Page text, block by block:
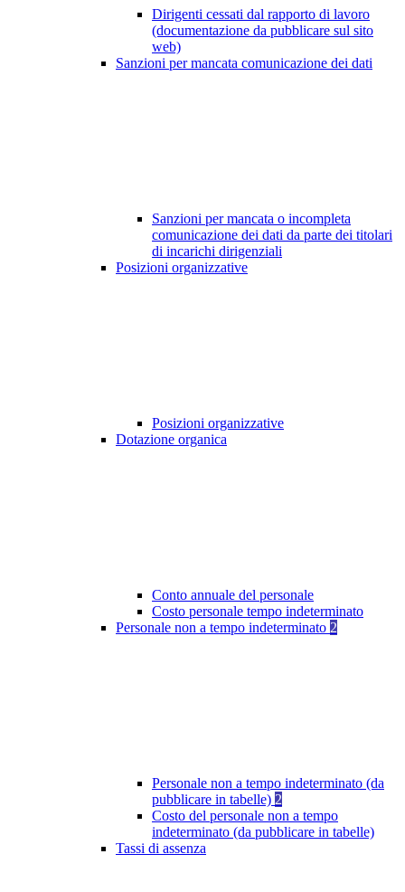
Dirigenti cessati dal rapporto di lavoro
(documentazione da pubblicare sul sito
web)
Sanzioni per mancata comunicazione dei dati
Sanzioni per mancata o incompleta
comunicazione dei dati da parte dei titolari
di incarichi dirigenziali
Posizioni organizzative
Posizioni organizzative
Dotazione organica
Conto annuale del personale
Costo personale tempo indeterminato
Personale non a tempo indeterminato 2
Personale non a tempo indeterminato (da
pubblicare in tabelle) 2
Costo del personale non a tempo
indeterminato (da pubblicare in tabelle)
Tassi di assenza